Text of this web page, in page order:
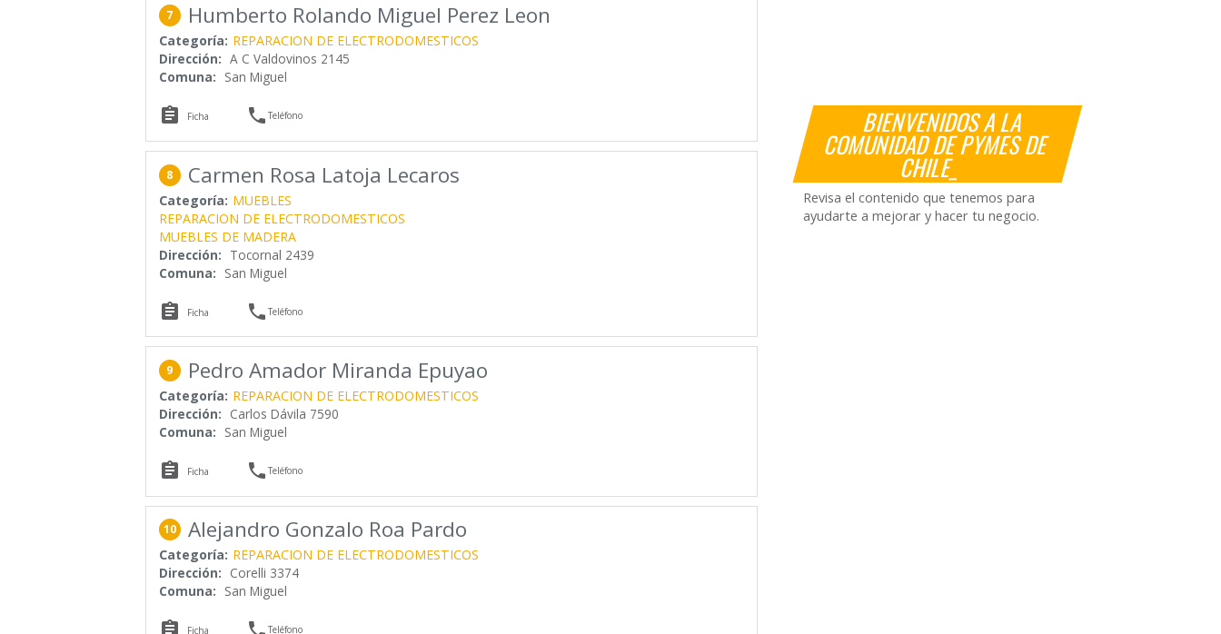
BIENVENIDOS A LA
COMUNIDAD DE PYMES DE
CHILE_
Revisa el contenido que tenemos para
ayudarte a mejorar y hacer tu negocio.
7 Humberto Rolando Miguel Perez Leon
Categoría: REPARACION DE ELECTRODOMESTICOS
Dirección: A C Valdovinos 2145
Comuna: San Miguel
 Ficha Teléfono
8 Carmen Rosa Latoja Lecaros
Categoría: MUEBLES
REPARACION DE ELECTRODOMESTICOS
MUEBLES DE MADERA
Dirección: Tocornal 2439
Comuna: San Miguel
 Ficha Teléfono
9 Pedro Amador Miranda Epuyao
Categoría: REPARACION DE ELECTRODOMESTICOS
Dirección: Carlos Dávila 7590
Comuna: San Miguel
 Ficha Teléfono
10 Alejandro Gonzalo Roa Pardo
Categoría: REPARACION DE ELECTRODOMESTICOS
Dirección: Corelli 3374
Comuna: San Miguel
 Ficha Teléfono